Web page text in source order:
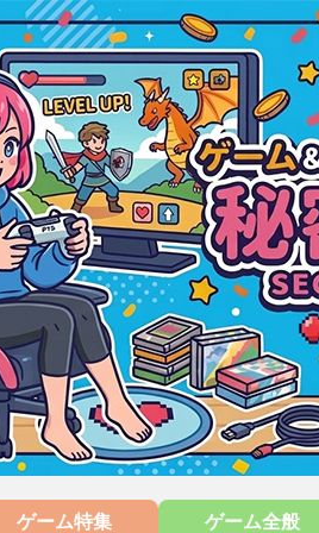
ゲーム特集 ゲーム全般